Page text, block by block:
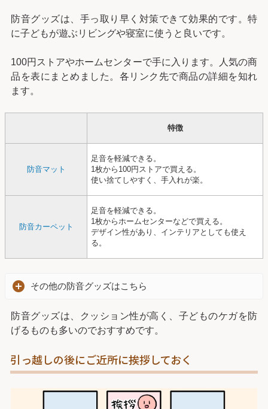
防音グッズは、手っ取り早く対策できて効果的です。特
に子どもが遊ぶリビングや寝室に使うと良いです。
100円ストアやホームセンターで手に入ります。人気の商
品を表にまとめました。各リンク先で商品の詳細を知れ
ます。
特徴
防音マット
足音を軽減できる。
1枚から100円ストアで買える。
使い捨てしやすく、手入れが楽。
防音カーペット
足音を軽減できる。
1枚からホームセンターなどで買える。
デザイン性があり、インテリアとしても使え
る。
その他の防音グッズはこちら
防音グッズは、クッション性が高く、子どものケガを防
げるものも多いのでおすすめです。
引っ越しの後にご近所に挨拶しておく